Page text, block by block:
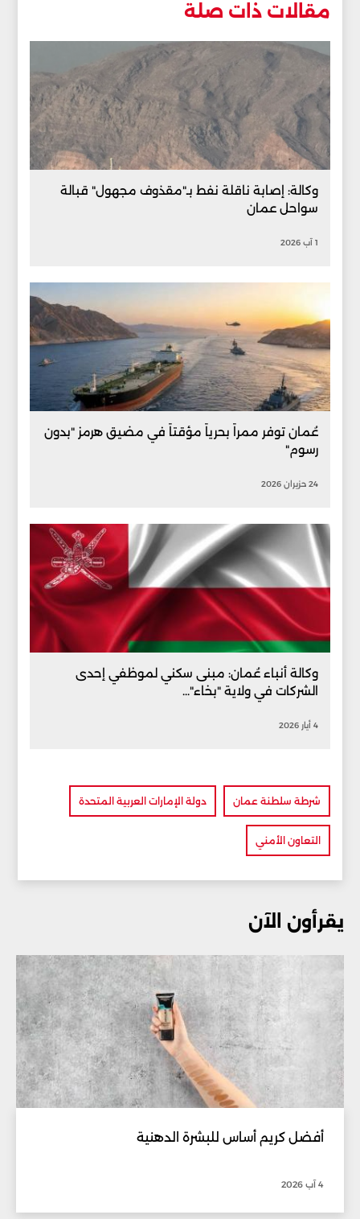
مقالات ذات صلة
وكالة: إصابة ناقلة نفط بـ"مقذوف مجهول" قبالة
سواحل عمان
1 آب 2026
عُمان توفر ممراً بحرياً مؤقتاً في مضيق هرمز "بدون
رسوم"
24 حزيران 2026
وكالة أنباء عُمان: مبنى سكني لموظفي إحدى
الشركات في ولاية "بخاء"...
4 أيار 2026
شرطة سلطنة عمان دولة الإمارات العربية المتحدة
التعاون الأمني
يقرأون الآن
أفضل كريم أساس للبشرة الدهنية
4 آب 2026